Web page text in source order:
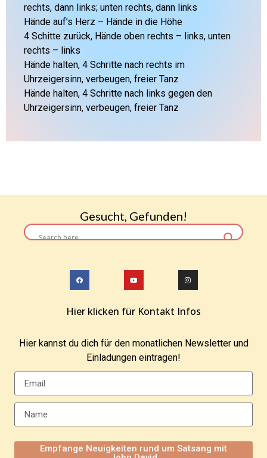
rechts, dann links; unten rechts, dann links
Hände auf’s Herz – Hände in die Höhe
4 Schitte zurück, Hände oben rechts – links, unten
rechts – links
Hände halten, 4 Schritte nach rechts im
Uhrzeigersinn, verbeugen, freier Tanz
Hände halten, 4 Schritte nach links gegen den
Uhrzeigersinn, verbeugen, freier Tanz
Gesucht, Gefunden!
Hier klicken für Kontakt Infos
Hier kannst du dich für den monatlichen Newsletter und
Einladungen eintragen!
Empfange Neuigkeiten rund um Satsang mit